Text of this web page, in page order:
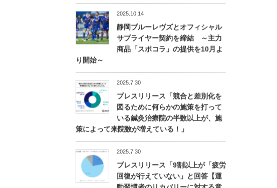
2025.10.14
静岡ブルーレヴズとオフィシャル
サプライヤー契約を締結 ～主力
商品「スポコラ」の提供を10月よ
り開始～
2025.7.30
プレスリリース「競合と差別化を
図るために何らかの施策を打って
いる鍼灸治療院の半数以上が、施
策によって来院数が増えている！」
2025.7.30
プレスリリース「9割以上が「疲労
回復が行えていない」と回答【運